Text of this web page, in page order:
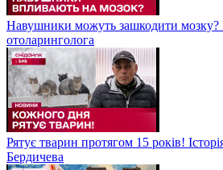
Навушники можуть зашкодити мозку?
отоларинголога
Рятує тварин протягом 15 років!
Бердичева